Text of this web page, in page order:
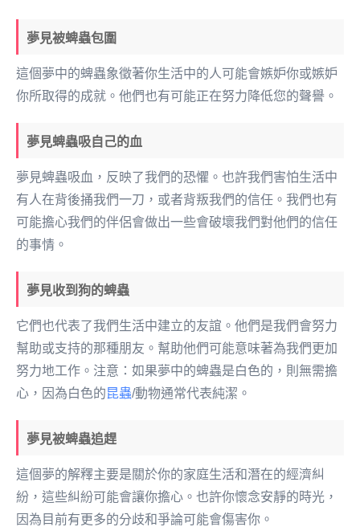
夢見被蜱蟲包圍
這個夢中的蜱蟲象徵著你生活中的人可能會嫉妒你或嫉妒
你所取得的成就。他們也有可能正在努力降低您的聲譽。
夢見蜱蟲吸自己的血
夢見蜱蟲吸血，反映了我們的恐懼。也許我們害怕生活中
有人在背後捅我們一刀，或者背叛我們的信任。我們也有
可能擔心我們的伴侶會做出一些會破壞我們對他們的信任
的事情。
夢見收到狗的蜱蟲
它們也代表了我們生活中建立的友誼。他們是我們會努力
幫助或支持的那種朋友。幫助他們可能意味著為我們更加
努力地工作。注意：如果夢中的蜱蟲是白色的，則無需擔
心，因為白色的昆蟲/動物通常代表純潔。
夢見被蜱蟲追趕
這個夢的解釋主要是關於你的家庭生活和潛在的經濟糾
紛，這些糾紛可能會讓你擔心。也許你懷念安靜的時光，
因為目前有更多的分歧和爭論可能會傷害你。